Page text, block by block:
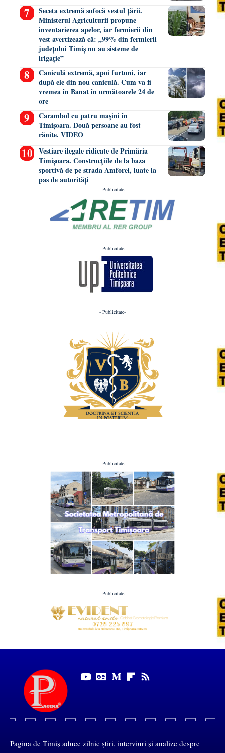
Seceta extremă sufocă vestul țării.
Ministerul Agriculturii propune
inventarierea apelor, iar fermierii din
vest avertizează că: „99% din fermierii
județului Timiș nu au sisteme de
irigație”
Caniculă extremă, apoi furtuni, iar
după ele din nou caniculă. Cum va fi
vremea în Banat în următoarele 24 de
ore
Carambol cu patru mașini în
Timișoara. Două persoane au fost
rănite. VIDEO
Vestiare ilegale ridicate de Primăria
Timișoara. Construcțiile de la baza
sportivă de pe strada Amforei, luate la
pas de autorități
- Publicitate-
- Publicitate-
- Publicitate-
- Publicitate-
- Publicitate-
Pagina de Timiș aduce zilnic știri, interviuri și analize despre